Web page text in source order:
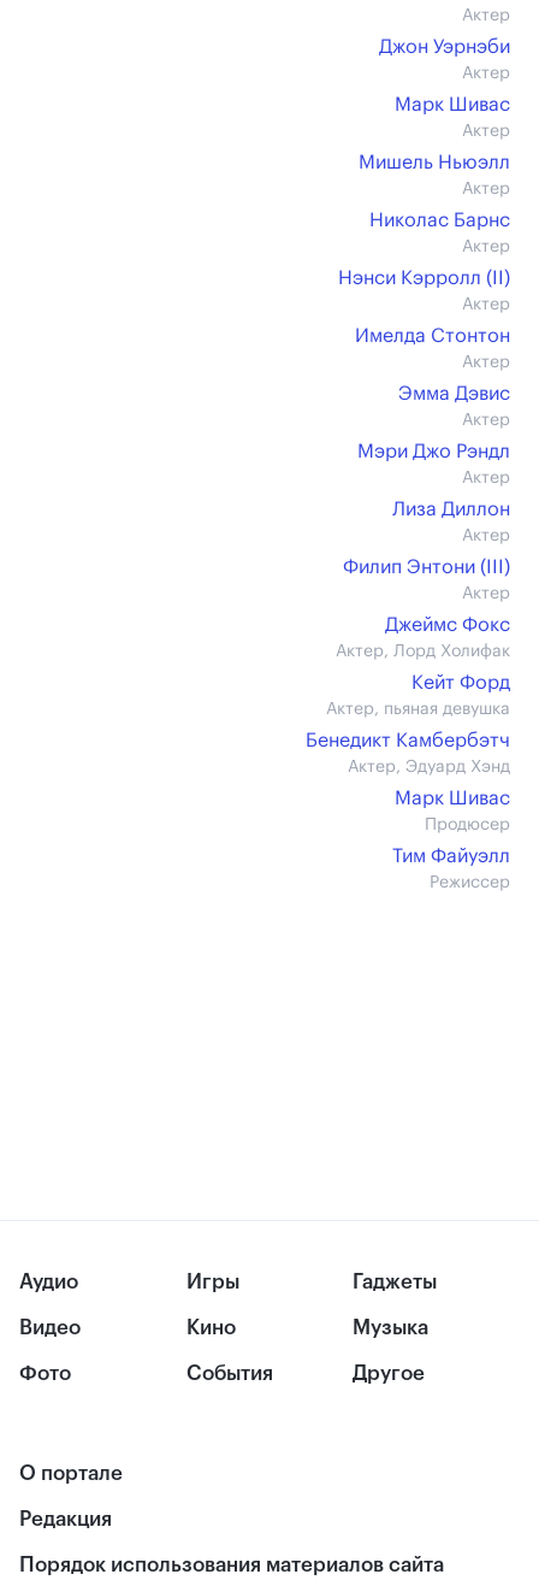
Актер
Джон Уэрнэби
Актер
Марк Шивас
Актер
Мишель Ньюэлл
Актер
Николас Барнс
Актер
Нэнси Кэрролл (II)
Актер
Имелда Стонтон
Актер
Эмма Дэвис
Актер
Мэри Джо Рэндл
Актер
Лиза Диллон
Актер
Филип Энтони (III)
Актер
Джеймс Фокс
Актер, Лорд Холифак
Кейт Форд
Актер, пьяная девушка
Бенедикт Камбербэтч
Актер, Эдуард Хэнд
Марк Шивас
Продюсер
Тим Файуэлл
Режиссер
Аудио
Видео
Фото
Игры
Кино
События
Гаджеты
Музыка
Другое
О портале
Редакция
Порядок использования материалов сайта